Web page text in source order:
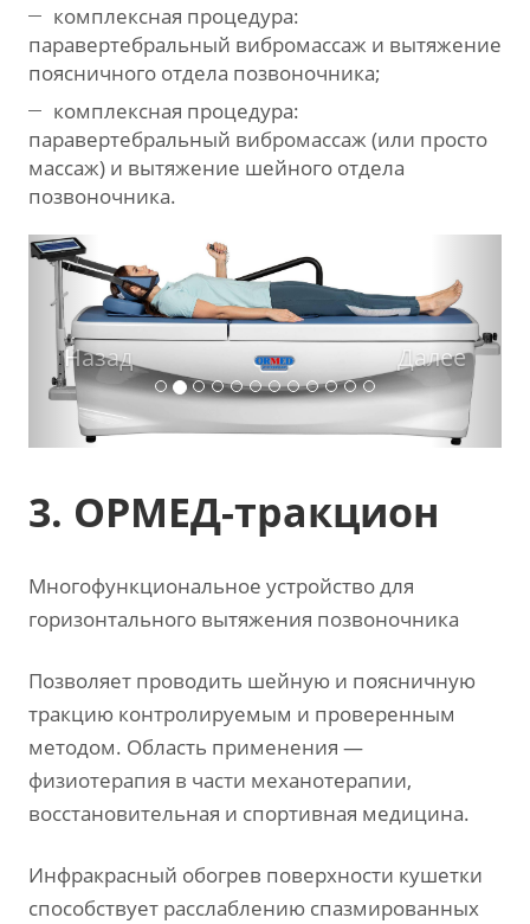
комплексная процедура:
паравертебральный вибромассаж и вытяжение
поясничного отдела позвоночника;
комплексная процедура:
паравертебральный вибромассаж (или просто
массаж) и вытяжение шейного отдела
позвоночника.
Назад
Назад
Далее
3. ОРМЕД-тракцион
Многофункциональное устройство для
горизонтального вытяжения позвоночника
Позволяет проводить шейную и поясничную
тракцию контролируемым и проверенным
методом. Область применения —
физиотерапия в части механотерапии,
восстановительная и спортивная медицина.
Инфракрасный обогрев поверхности кушетки
способствует расслаблению спазмированных